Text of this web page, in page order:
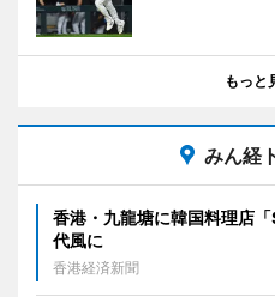
もっと
みん経
香港・九龍塘に韓国料理店
代風に
香港経済新聞